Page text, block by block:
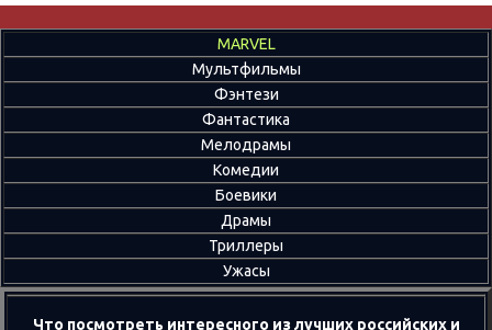
MARVEL
Мультфильмы
Фэнтези
Фантастика
Мелодрамы
Комедии
Боевики
Драмы
Триллеры
Ужасы
Что посмотреть интересного из лучших российских и